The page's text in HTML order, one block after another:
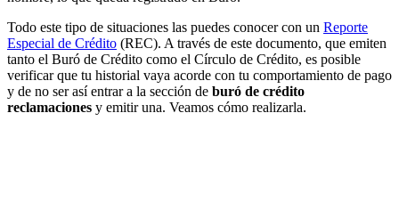
Todo este tipo de situaciones las puedes conocer con un Reporte
Especial de Crédito (REC). A través de este documento, que emiten
tanto el Buró de Crédito como el Círculo de Crédito, es posible
verificar que tu historial vaya acorde con tu comportamiento de pago
y de no ser así entrar a la sección de buró de crédito
reclamaciones y emitir una. Veamos cómo realizarla.